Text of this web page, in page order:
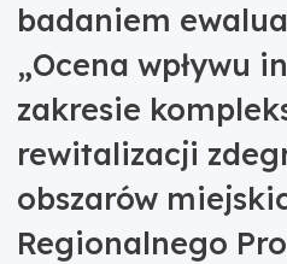
badaniem
„Ocena wpływu
zakresie
rewitalizacji
obszarów
Regionalnego